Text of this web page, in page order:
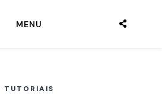
MENU
TUTORIAIS